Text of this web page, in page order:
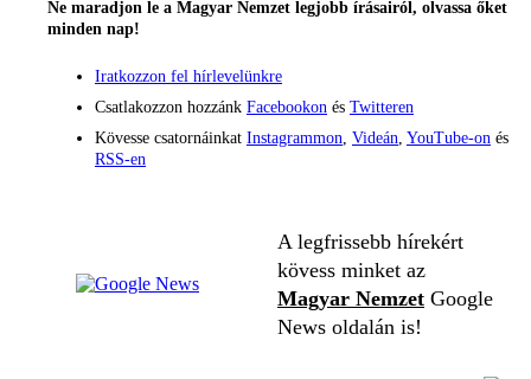
Ne maradjon le a Magyar Nemzet legjobb írásairól, olvassa őket
minden nap!
Iratkozzon fel hírlevelünkre
Csatlakozzon hozzánk Facebookon és Twitteren
Kövesse csatornáinkat Instagrammon Videán YouTube-on és
RSS-en
A legfrissebb hírekért
kövess minket az
Magyar Nemzet Google
News oldalán is!